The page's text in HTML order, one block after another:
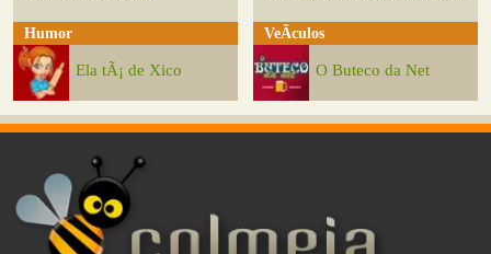
Humor
Ela tÃ¡ de Xico
VeÃ­culos
O Buteco da Net